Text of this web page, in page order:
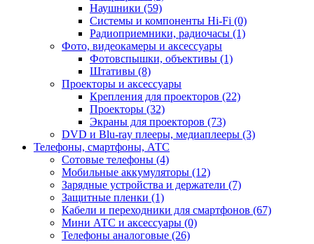
Наушники (59)
Системы и компоненты Hi-Fi (0)
Радиоприемники, радиочасы (1)
Фото, видеокамеры и аксессуары
Фотовспышки, объективы (1)
Штативы (8)
Проекторы и аксессуары
Крепления для проекторов (22)
Проекторы (32)
Экраны для проекторов (73)
DVD и Blu-ray плееры, медиаплееры (3)
Телефоны, смартфоны, АТС
Сотовые телефоны (4)
Мобильные аккумуляторы (12)
Зарядные устройства и держатели (7)
Защитные пленки (1)
Кабели и переходники для смартфонов (67)
Мини АТС и аксессуары (0)
Телефоны аналоговые (26)